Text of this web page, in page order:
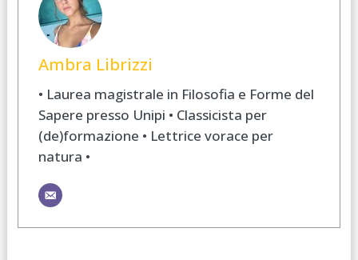
Ambra Librizzi
• Laurea magistrale in Filosofia e Forme del
Sapere presso Unipi • Classicista per
(de)formazione • Lettrice vorace per
natura •